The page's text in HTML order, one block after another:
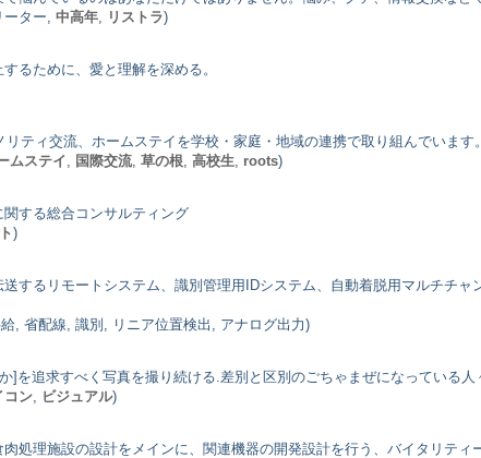
ーター, 中高年 リストラ)
るために、愛と理解を深める。
ティ交流、ホームステイを学校・家庭・地域の連携で取り組んでいます。
ムステイ 国際交流, 草の根 高校生 roots)
する総合コンサルティング
)
するリモートシステム、識別管理用IDシステム、自動着脱用マルチチ
, 省配線, 識別, リニア位置検出, アナログ出力)
]を追求すべく写真を撮り続ける.差別と区別のごちゃまぜになっている
コン ビジュアル)
処理施設の設計をメインに、関連機器の開発設計を行う、バイタリティ